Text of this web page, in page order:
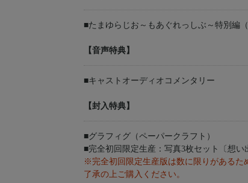
■たまゆらじお～もあぐれっしぶ～特別編（
【音声特典】
■キャストオーディオコメンタリー
【封入特典】
■グラフィグ（ペーパークラフト）
■完全初回限定生産：写真3枚セット〔想い
※完全初回限定生産版は数に限りがあるた
了承の上ご購入ください。